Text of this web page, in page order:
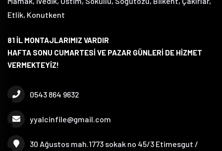
Etlik, Konutkent
81 İL MONTAJLARIMIZ VARDIR
HAFTA SONU CUMARTESİ VE PAZAR GÜNLERİ DE HİZMET
VERMEKTEYİZ!
0543 864 9632
yyalcinfile@gmail.com
30 Ağustos mah.1773 sokak no 45/3 Etimesgut /